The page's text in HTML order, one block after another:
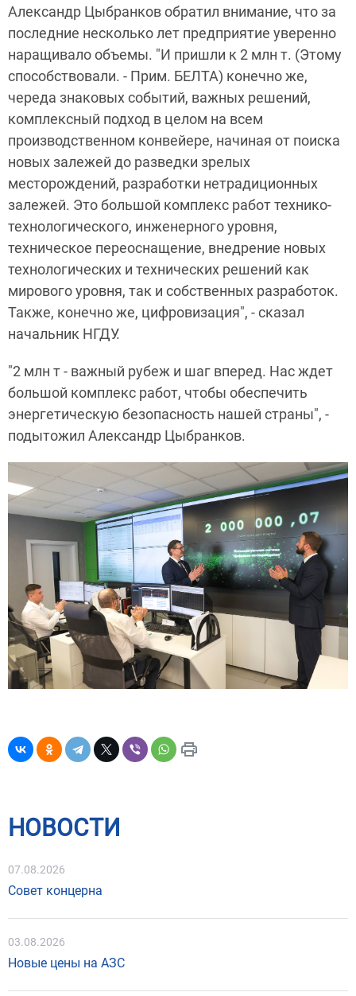
Александр Цыбранков обратил внимание, что за
последние несколько лет предприятие уверенно
наращивало объемы. "И пришли к 2 млн т. (Этому
способствовали. - Прим. БЕЛТА) конечно же,
череда знаковых событий, важных решений,
комплексный подход в целом на всем
производственном конвейере, начиная от поиска
новых залежей до разведки зрелых
месторождений, разработки нетрадиционных
залежей. Это большой комплекс работ технико-
технологического, инженерного уровня,
техническое переоснащение, внедрение новых
технологических и технических решений как
мирового уровня, так и собственных разработок.
Также, конечно же, цифровизация", - сказал
начальник НГДУ.
"2 млн т - важный рубеж и шаг вперед. Нас ждет
большой комплекс работ, чтобы обеспечить
энергетическую безопасность нашей страны", -
подытожил Александр Цыбранков.
НОВОСТИ
07.08.2026
Совет концерна
03.08.2026
Новые цены на АЗС